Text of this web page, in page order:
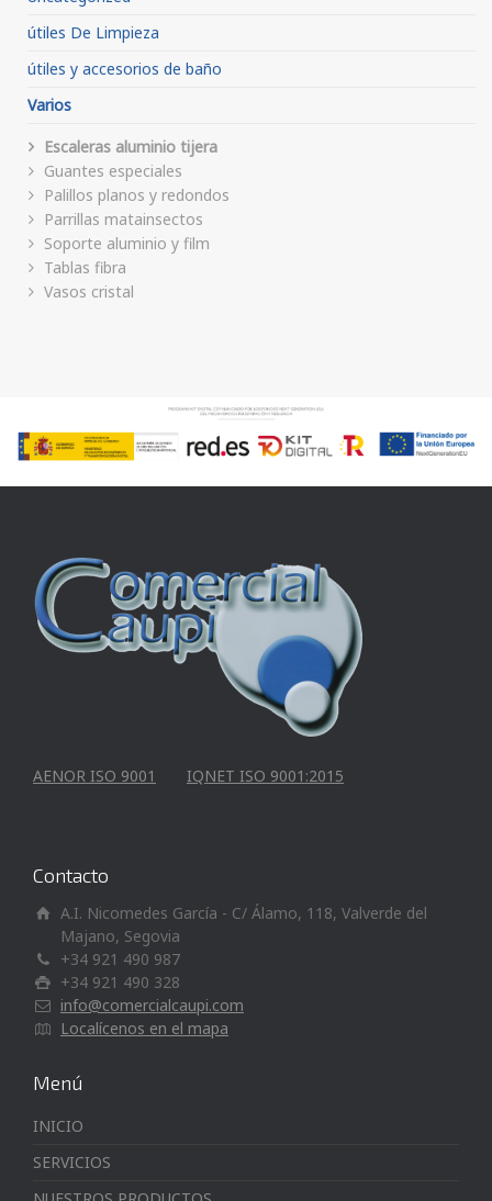
útiles De Limpieza
útiles y accesorios de baño
Varios
Escaleras aluminio tijera
Guantes especiales
Palillos planos y redondos
Parrillas matainsectos
Soporte aluminio y film
Tablas fibra
Vasos cristal
AENOR ISO 9001 IQNET ISO 9001:2015
Contacto
A.I. Nicomedes García - C/ Álamo, 118, Valverde del
Majano, Segovia
+34 921 490 987
+34 921 490 328
info@comercialcaupi.com
Localícenos en el mapa
Menú
INICIO
SERVICIOS